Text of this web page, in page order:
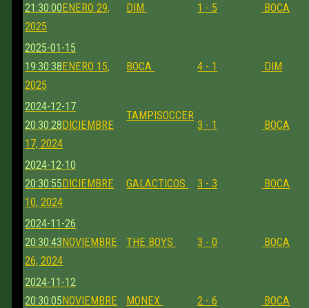
21:30:00ENERO 29,
2025
DIM 1 - 5 BOCA
2025-01-15
19:30:38ENERO 15,
2025
BOCA 4 - 1 DIM
2024-12-17
20:30:28DICIEMBRE
17, 2024
TAMPISOCCER
3 - 1 BOCA
2024-12-10
20:30:55DICIEMBRE
10, 2024
GALACTICOS 3 - 3 BOCA
2024-11-26
20:30:43NOVIEMBRE
26, 2024
THE BOYS 3 - 0 BOCA
2024-11-12
20:30:05NOVIEMBRE
MONEX 2 - 6 BOCA